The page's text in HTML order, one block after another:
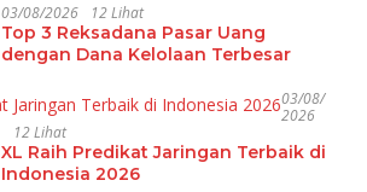
03/08/2026 12 Lihat
Top 3 Reksadana Pasar Uang
dengan Dana Kelolaan Terbesar
03/08/
2026
12 Lihat
XL Raih Predikat Jaringan Terbaik di
Indonesia 2026